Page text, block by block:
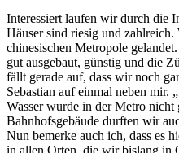
Interessiert laufen wir durch die
Häuser sind riesig und
chinesischen Metropole
gut ausgebaut, günstig und die
fällt gerade auf, dass wir noch
Sebastian auf einmal neben mir.
Wasser wurde in der Metro nicht
Bahnhofsgebäude durften wir
Nun bemerke auch ich, dass es